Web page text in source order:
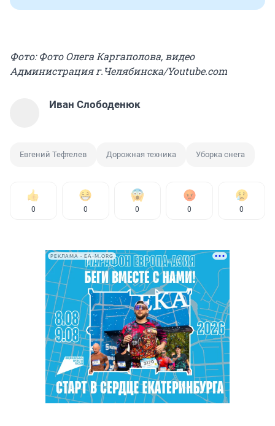
Фото: Фото Олега Каргаполова, видео
Администрация г.Челябинска/Youtube.com
Иван Слободенюк
Евгений Тефтелев Дорожная техника Уборка снега
0 0 0 0 0
РЕКЛАМА • EA-M.ORG